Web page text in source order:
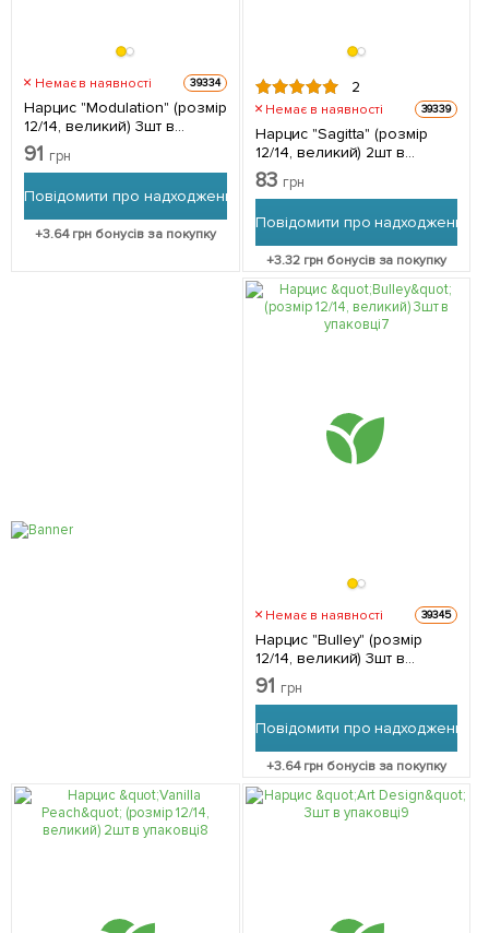
Немає в наявності 39334
Нарцис "Modulation" (розмір
12/14, великий) 3шт в
упаковці
91 грн
Повідомити про надходження
+3.64грн бонусів за покупку
2
Немає в наявності 39339
Нарцис "Sagitta" (розмір
12/14, великий) 2шт в
упаковці
83 грн
Повідомити про надходження
+3.32грн бонусів за покупку
Немає в наявності 39345
Нарцис "Bulley" (розмір
12/14, великий) 3шт в
упаковці
91 грн
Повідомити про надходження
+3.64грн бонусів за покупку